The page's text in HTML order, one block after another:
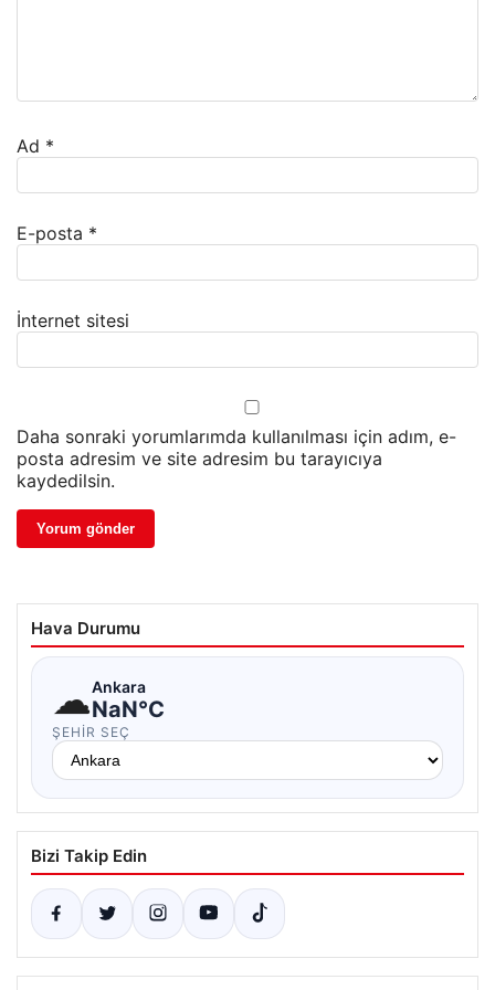
Ad *
E-posta *
İnternet sitesi
Daha sonraki yorumlarımda kullanılması için adım, e-
posta adresim ve site adresim bu tarayıcıya
kaydedilsin.
Hava Durumu
☁Ankara
NaN°C
ŞEHIR SEÇ
Bizi Takip Edin